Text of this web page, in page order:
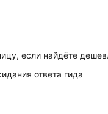
если найдёте
ответа гида